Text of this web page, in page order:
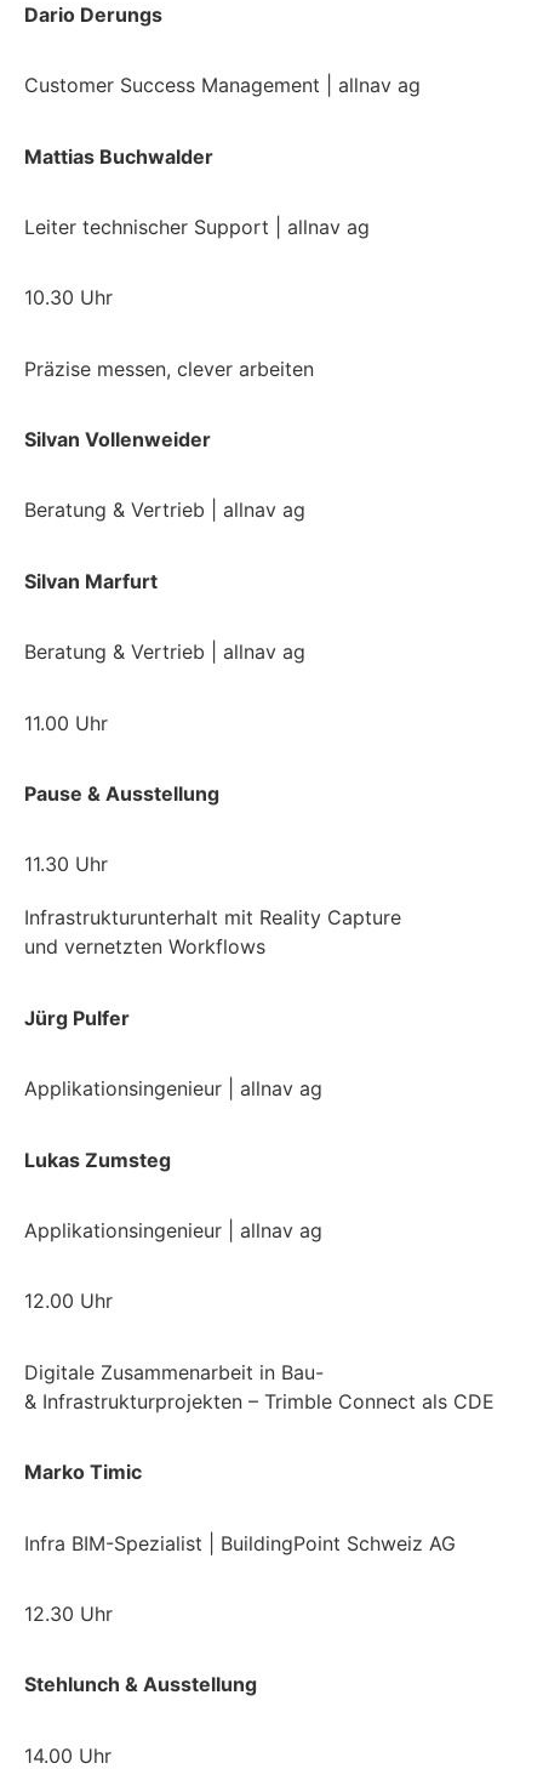
Dario Derungs
Customer Success Management | allnav ag
Mattias Buchwalder
Leiter technischer Support | allnav ag
10.30 Uhr
Präzise messen, clever arbeiten
Silvan Vollenweider
Beratung & Vertrieb | allnav ag
Silvan Marfurt
Beratung & Vertrieb | allnav ag
11.00 Uhr
Pause & Ausstellung
11.30 Uhr
Infrastrukturunterhalt mit Reality Capture
und vernetzten Workflows
Jürg Pulfer
Applikationsingenieur | allnav ag
Lukas Zumsteg
Applikationsingenieur | allnav ag
12.00 Uhr
Digitale Zusammenarbeit in Bau-
& Infrastrukturprojekten – Trimble Connect als CDE
Marko Timic
Infra BIM-Spezialist | BuildingPoint Schweiz AG
12.30 Uhr
Stehlunch & Ausstellung
14.00 Uhr